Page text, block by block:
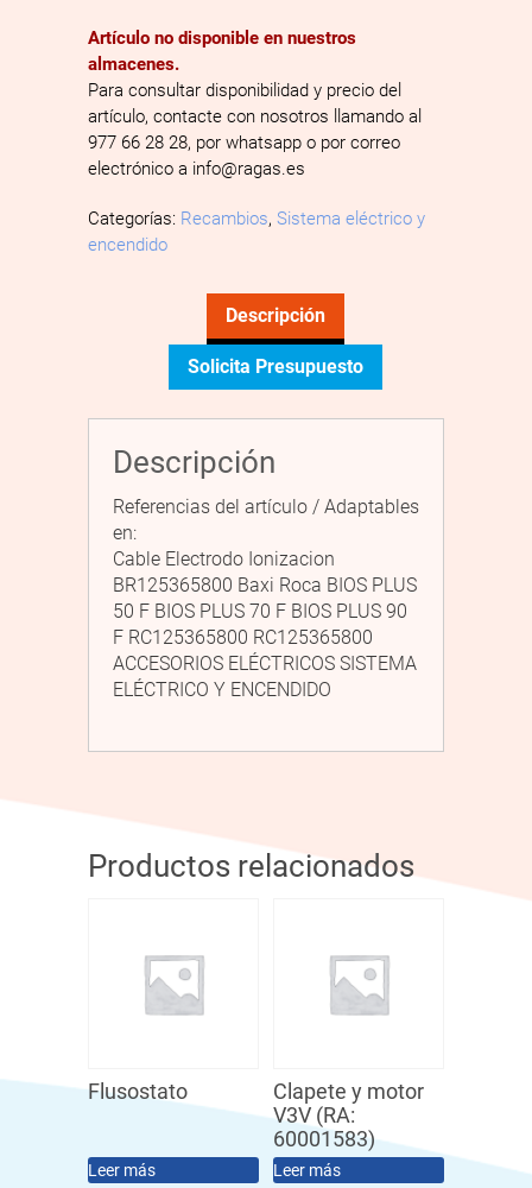
Artículo no disponible en nuestros
almacenes.
Para consultar disponibilidad y precio del
artículo, contacte con nosotros llamando al
977 66 28 28, por whatsapp o por correo
electrónico a info@ragas.es
Categorías: Recambios, Sistema eléctrico y
encendido
Descripción
Solicita Presupuesto
Descripción
Referencias del artículo / Adaptables
en:
Cable Electrodo Ionizacion
BR125365800 Baxi Roca BIOS PLUS
50 F BIOS PLUS 70 F BIOS PLUS 90
F RC125365800 RC125365800
ACCESORIOS ELÉCTRICOS SISTEMA
ELÉCTRICO Y ENCENDIDO
Productos relacionados
Flusostato
Leer más
Clapete y motor
V3V (RA:
60001583)
Leer más